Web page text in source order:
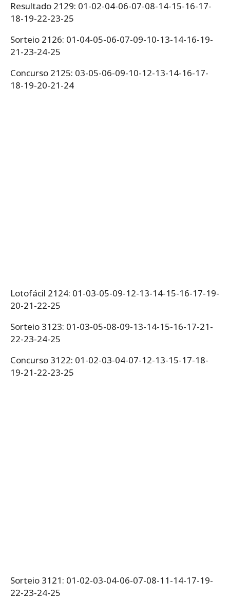
Resultado 2129: 01-02-04-06-07-08-14-15-16-17-
18-19-22-23-25
Sorteio 2126: 01-04-05-06-07-09-10-13-14-16-19-
21-23-24-25
Concurso 2125: 03-05-06-09-10-12-13-14-16-17-
18-19-20-21-24
Lotofácil 2124: 01-03-05-09-12-13-14-15-16-17-19-
20-21-22-25
Sorteio 3123: 01-03-05-08-09-13-14-15-16-17-21-
22-23-24-25
Concurso 3122: 01-02-03-04-07-12-13-15-17-18-
19-21-22-23-25
Sorteio 3121: 01-02-03-04-06-07-08-11-14-17-19-
22-23-24-25